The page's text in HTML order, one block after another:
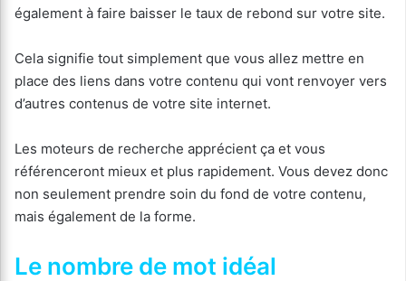
également à faire baisser le taux de rebond sur votre site.
Cela signifie tout simplement que vous allez mettre en
place des liens dans votre contenu qui vont renvoyer vers
d’autres contenus de votre site internet.
Les moteurs de recherche apprécient ça et vous
référenceront mieux et plus rapidement. Vous devez donc
non seulement prendre soin du fond de votre contenu,
mais également de la forme.
Le nombre de mot idéal